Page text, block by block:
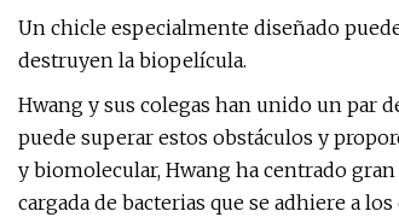
Un chicle especialmente diseñado
destruyen la biopelícula.
Hwang y sus colegas han unido un par
puede superar estos obstáculos y
y biomolecular, Hwang ha centrado
cargada de bacterias que se adhiere a